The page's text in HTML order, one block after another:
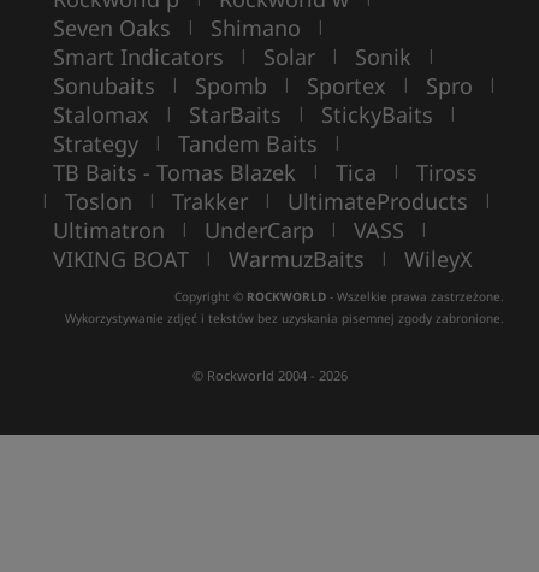
Seven Oaks | Shimano |
Smart Indicators | Solar | Sonik |
Sonubaits | Spomb | Sportex | Spro |
Stalomax | StarBaits | StickyBaits |
Strategy | Tandem Baits |
TB Baits - Tomas Blazek | Tica | Tiross
| Toslon | Trakker | UltimateProducts |
Ultimatron | UnderCarp | VASS |
VIKING BOAT | WarmuzBaits | WileyX
Copyright © ROCKWORLD - Wszelkie prawa zastrzeżone.
Wykorzystywanie zdjęć i tekstów bez uzyskania pisemnej zgody zabronione.
© Rockworld 2004 - 2026